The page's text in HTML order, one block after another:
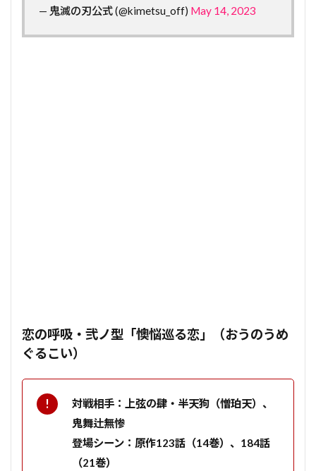
— 鬼滅の刃公式 (@kimetsu_off) May 14, 2023
恋の呼吸・弐ノ型「懊悩巡る恋」（おうのうめ
ぐるこい）
対戦相手：上弦の肆・半天狗（憎珀天）、
鬼舞辻無惨
登場シーン：原作123話（14巻）、184話
（21巻）